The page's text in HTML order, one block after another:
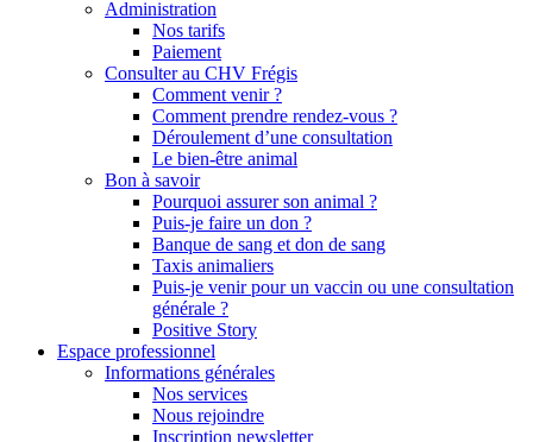
Administration
Nos tarifs
Paiement
Consulter au CHV Frégis
Comment venir ?
Comment prendre rendez-vous ?
Déroulement d’une consultation
Le bien-être animal
Bon à savoir
Pourquoi assurer son animal ?
Puis-je faire un don ?
Banque de sang et don de sang
Taxis animaliers
Puis-je venir pour un vaccin ou une consultation
générale ?
Positive Story
Espace professionnel
Informations générales
Nos services
Nous rejoindre
Inscription newsletter